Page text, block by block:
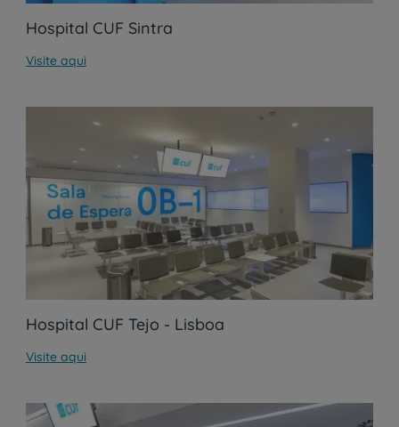
Hospital CUF Sintra
Visite aqui
Hospital CUF Tejo - Lisboa
Visite aqui